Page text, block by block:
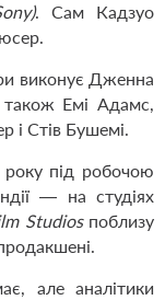
. Сам Кадзуо
виконує Дженна
також Емі Адамс,
і Стів Бушемі.
під робочою
— на студіях
Studios поблизу
але аналітики